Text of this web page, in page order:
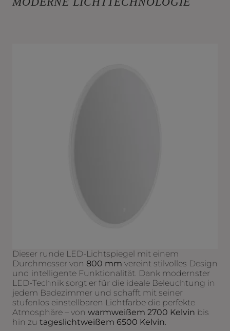
Dieser runde LED-Lichtspiegel mit einem
Durchmesser von 800 mm vereint stilvolles Design
und intelligente Funktionalität. Dank modernster
LED-Technik sorgt er für die ideale Beleuchtung in
jedem Badezimmer und schafft mit seiner
stufenlos einstellbaren Lichtfarbe die perfekte
Atmosphäre – von warmweißem 2700 Kelvin bis
hin zu tageslichtweißem 6500 Kelvin.